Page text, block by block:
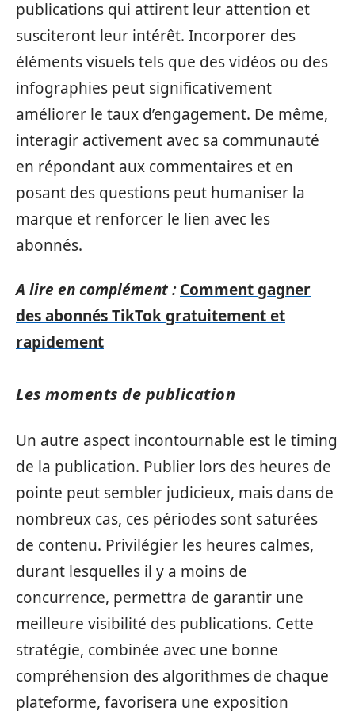
publications qui attirent leur attention et
susciteront leur intérêt. Incorporer des
éléments visuels tels que des vidéos ou des
infographies peut significativement
améliorer le taux d’engagement. De même,
interagir activement avec sa communauté
en répondant aux commentaires et en
posant des questions peut humaniser la
marque et renforcer le lien avec les
abonnés.
A lire en complément : Comment gagner
des abonnés TikTok gratuitement et
rapidement
Les moments de publication
Un autre aspect incontournable est le timing
de la publication. Publier lors des heures de
pointe peut sembler judicieux, mais dans de
nombreux cas, ces périodes sont saturées
de contenu. Privilégier les heures calmes,
durant lesquelles il y a moins de
concurrence, permettra de garantir une
meilleure visibilité des publications. Cette
stratégie, combinée avec une bonne
compréhension des algorithmes de chaque
plateforme, favorisera une exposition